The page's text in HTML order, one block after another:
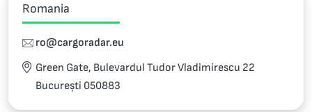
Romania
ro@cargoradar.eu
Green Gate, Bulevardul Tudor Vladimirescu 22
București 050883